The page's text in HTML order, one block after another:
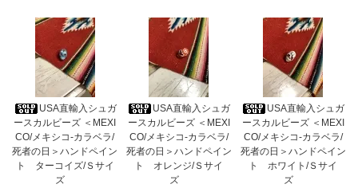
USA直輸入シュガ
ースカルビーズ ＜MEXI
CO/メキシコ-カラベラ/
死者の日＞ハンドペイン
ト ターコイズ/Ｓサイ
ズ
USA直輸入シュガ
ースカルビーズ ＜MEXI
CO/メキシコ-カラベラ/
死者の日＞ハンドペイン
ト オレンジ/Ｓサイ
ズ
USA直輸入シュガ
ースカルビーズ ＜MEXI
CO/メキシコ-カラベラ/
死者の日＞ハンドペイン
ト ホワイト/Ｓサイ
ズ